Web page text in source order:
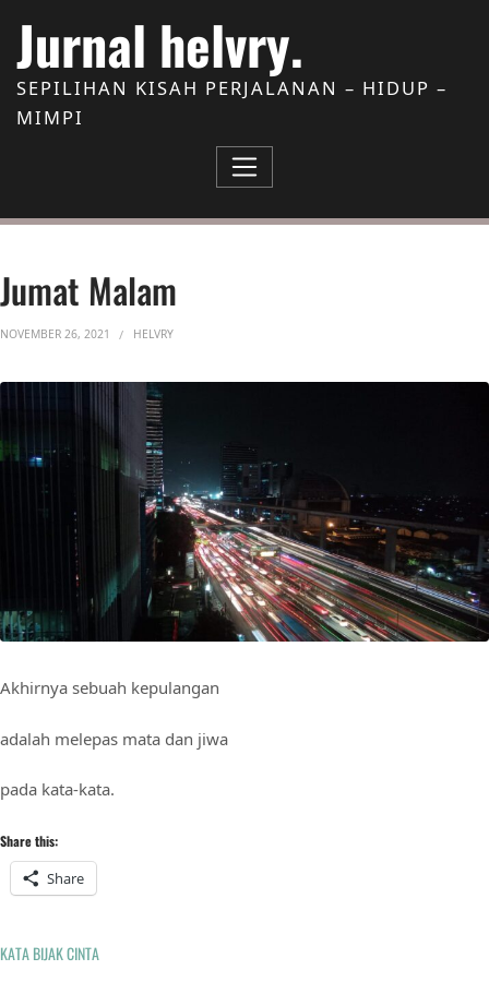
Jurnal helvry.
SEPILIHAN KISAH PERJALANAN – HIDUP –
MIMPI
Jumat Malam
NOVEMBER 26, 2021 HELVRY
Akhirnya sebuah kepulangan
adalah melepas mata dan jiwa
pada kata-kata.
Share this:
Share
KATA BIJAK CINTA